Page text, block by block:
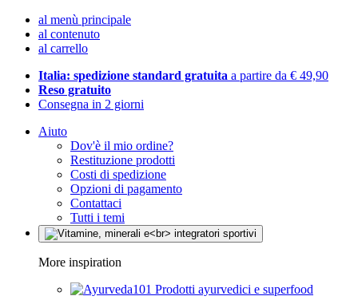
al menù principale
al contenuto
al carrello
Italia: spedizione standard gratuita a partire da € 49,90
Reso gratuito
Consegna in 2 giorni
Aiuto
Dov'è il mio ordine?
Restituzione prodotti
Costi di spedizione
Opzioni di pagamento
Contattaci
Tutti i temi
More inspiration
Prodotti ayurvedici e superfood